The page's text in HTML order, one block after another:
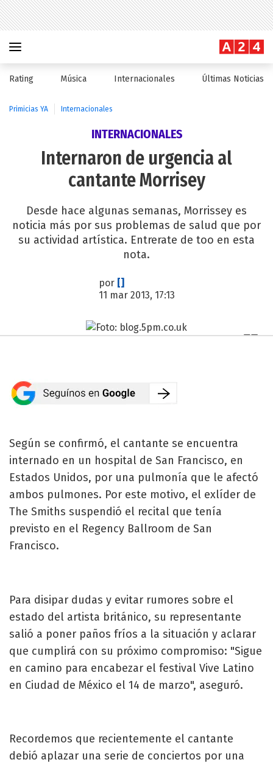
Rating Música Internacionales Últimas Noticias
Primicias YA Internacionales
INTERNACIONALES
Internaron de urgencia al
cantante Morrisey
Desde hace algunas semanas, Morrissey es
noticia más por sus problemas de salud que por
su actividad artística. Entrerate de too en esta
nota.
por []
11 mar 2013, 17:13
Según se confirmó, el cantante se encuentra
internado en un hospital de San Francisco, en
Estados Unidos, por una pulmonía que le afectó
ambos pulmones. Por este motivo, el exlíder de
The Smiths suspendió el recital que tenía
previsto en el Regency Ballroom de San
Francisco.
Para disipar dudas y evitar rumores sobre el
estado del artista británico, su representante
salió a poner paños fríos a la situación y aclarar
que cumplirá con su próximo compromiso: "Sigue
en camino para encabezar el festival Vive Latino
en Ciudad de México el 14 de marzo", aseguró.
Recordemos que recientemente el cantante
debió aplazar una serie de conciertos por una